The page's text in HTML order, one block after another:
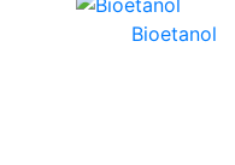
Bioetanol